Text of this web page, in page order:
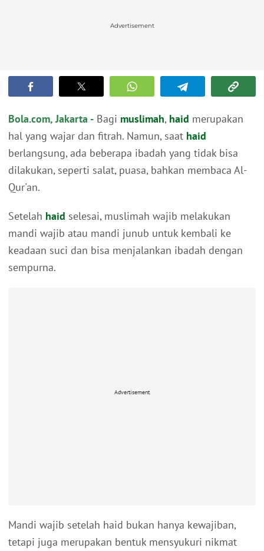
Advertisement
Bola.com, Jakarta - Bagi muslimah, haid merupakan
hal yang wajar dan fitrah. Namun, saat haid
berlangsung, ada beberapa ibadah yang tidak bisa
dilakukan, seperti salat, puasa, bahkan membaca Al-
Qur'an.
Setelah haid selesai, muslimah wajib melakukan
mandi wajib atau mandi junub untuk kembali ke
keadaan suci dan bisa menjalankan ibadah dengan
sempurna.
Advertisement
Mandi wajib setelah haid bukan hanya kewajiban,
tetapi juga merupakan bentuk mensyukuri nikmat